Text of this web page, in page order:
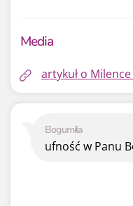
Media
artykuł o
Bogumiła
ufność w Panu